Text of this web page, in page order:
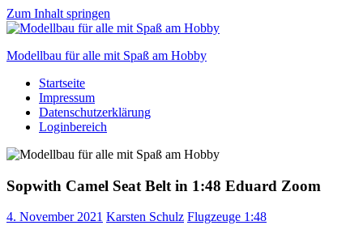
Zum Inhalt springen
Modellbau für alle mit Spaß am Hobby
Scale
modelling
to
Startseite
Impressum
Datenschutzerklärung
Loginbereich
Sopwith Camel Seat Belt in 1:48 Eduard Zoom
4. November 2021 Karsten Schulz Flugzeuge 1:48